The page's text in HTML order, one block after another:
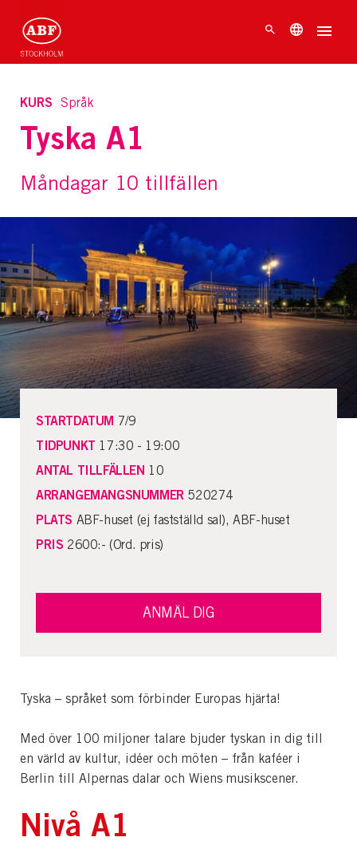
KURS Språk
Tyska A1
Måndagar 10 tillfällen
Tyska – språket som förbinder Europas hjärta!
Med över 100 miljoner talare bjuder tyskan in dig till
en värld av kultur, idéer och möten – från kaféer i
Berlin till Alpernas dalar och Wiens musikscener.
Nivå A1
STARTDATUM 7/9
TIDPUNKT 17:30 - 19:00
ANTAL TILLFÄLLEN 10
ARRANGEMANGSNUMMER520274
PLATS ABF-huset (ej fastställd sal), ABF-huset
PRIS 2600:- (Ord. pris)
ANMÄL DIG